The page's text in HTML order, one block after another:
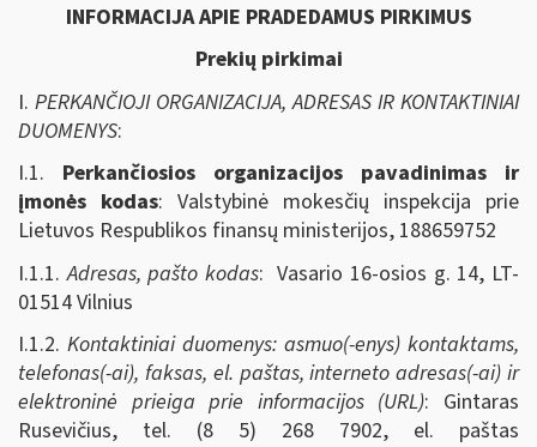
INFORMACIJA APIE PRADEDAMUS PIRKIMUS
Prekių pirkimai
I. PERKANČIOJI ORGANIZACIJA, ADRESAS IR KONTAKTINIAI
DUOMENYS:
I.1. Perkančiosios organizacijos pavadinimas ir
įmonės kodas: Valstybinė mokesčių inspekcija prie
Lietuvos Respublikos finansų ministerijos, 188659752
I.1.1.Adresas, pašto kodas: Vasario 16-osios g. 14, LT-
01514 Vilnius
I.1.2. Kontaktiniai duomenys: asmuo(-enys) kontaktams,
telefonas(-ai), faksas, el. paštas, interneto adresas(-ai) ir
elektroninė prieiga prie informacijos (URL): Gintaras
Rusevičius, tel. (8 5) 268 7902, el. paštas